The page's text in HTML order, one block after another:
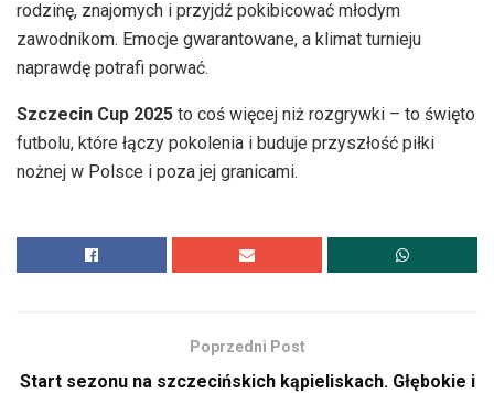
rodzinę, znajomych i przyjdź pokibicować młodym
zawodnikom. Emocje gwarantowane, a klimat turnieju
naprawdę potrafi porwać.
Szczecin Cup 2025 to coś więcej niż rozgrywki – to święto
futbolu, które łączy pokolenia i buduje przyszłość piłki
nożnej w Polsce i poza jej granicami.
Poprzedni Post
Start sezonu na szczecińskich kąpieliskach. Głębokie i